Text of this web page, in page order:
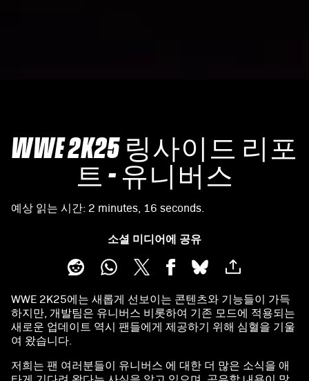
WWE 2K25 링사이드 리포
트 - 유니버스
예상 읽는 시간 2 minutes, 16 seconds
소셜 미디어에 공유
WWE 2K25에는 새롭게 선보이는 콘텐츠와 기능들이 가득
하지만, 개발팀은 유니버스 비롯하여 기존 모드에 적용되는
새로운 업데이트 역시 팬들에게 제공하기 위해 심혈을 기울
여 왔습니다.
저희는 팬 여러분들이 유니버스 에 대한 더 많은 소식을 애